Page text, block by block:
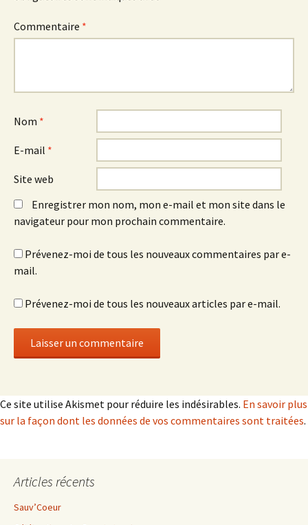
Commentaire *
Nom *
E-mail *
Site web
Enregistrer mon nom, mon e-mail et mon site dans le
navigateur pour mon prochain commentaire.
Prévenez-moi de tous les nouveaux commentaires par e-
mail.
Prévenez-moi de tous les nouveaux articles par e-mail.
Ce site utilise Akismet pour réduire les indésirables. En savoir plus
sur la façon dont les données de vos commentaires sont traitées.
Articles récents
Sauv’Coeur